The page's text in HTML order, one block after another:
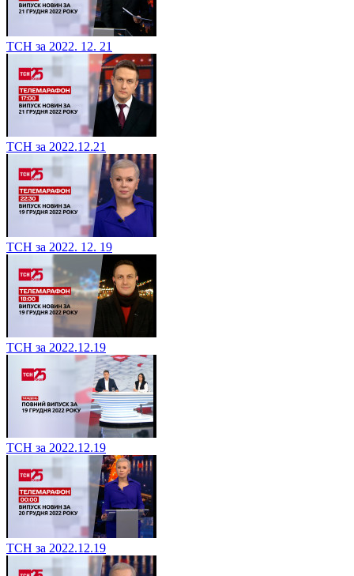
ТСН за 2022. 12. 21
ТСН за 2022.12.21
ТСН за 2022. 12. 19
ТСН за 2022.12.19
ТСН за 2022.12.19
ТСН за 2022.12.19